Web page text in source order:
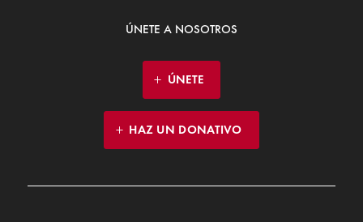
ÚNETE A NOSOTROS
ÚNETE
HAZ UN DONATIVO